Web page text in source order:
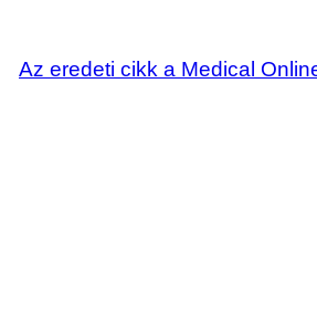
Az eredeti cikk a Medical